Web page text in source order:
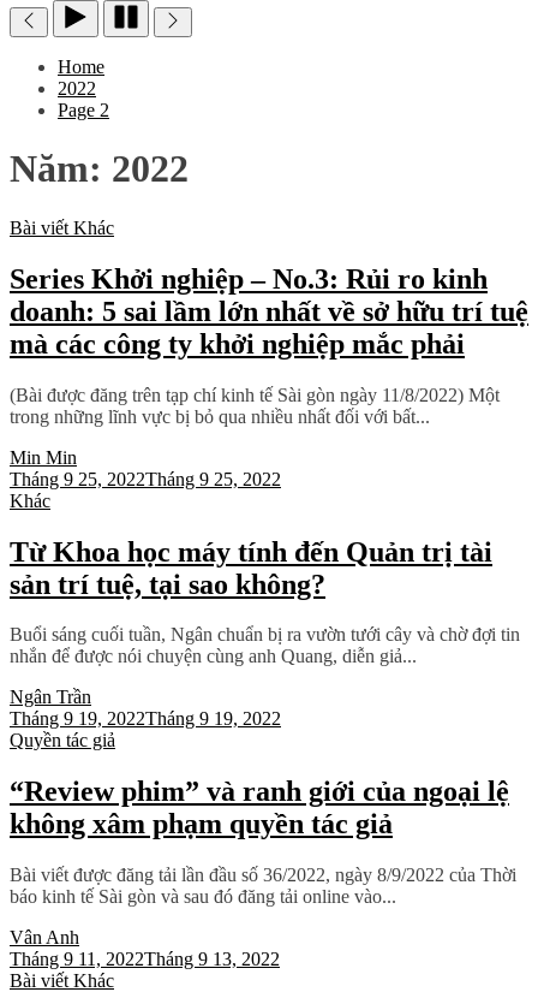
Home
2022
Page 2
Năm: 2022
Bài viết Khác
Series Khởi nghiệp – No.3: Rủi ro kinh
doanh: 5 sai lầm lớn nhất về sở hữu trí tuệ
mà các công ty khởi nghiệp mắc phải
(Bài được đăng trên tạp chí kinh tế Sài gòn ngày 11/8/2022) Một
trong những lĩnh vực bị bỏ qua nhiều nhất đối với bất...
Min Min
Tháng 9 25, 2022Tháng 9 25, 2022
Khác
Từ Khoa học máy tính đến Quản trị tài
sản trí tuệ, tại sao không?
Buổi sáng cuối tuần, Ngân chuẩn bị ra vườn tưới cây và chờ đợi tin
nhắn để được nói chuyện cùng anh Quang, diễn giả...
Ngân Trần
Tháng 9 19, 2022Tháng 9 19, 2022
Quyền tác giả
“Review phim” và ranh giới của ngoại lệ
không xâm phạm quyền tác giả
Bài viết được đăng tải lần đầu số 36/2022, ngày 8/9/2022 của Thời
báo kinh tế Sài gòn và sau đó đăng tải online vào...
Vân Anh
Tháng 9 11, 2022Tháng 9 13, 2022
Bài viết Khác